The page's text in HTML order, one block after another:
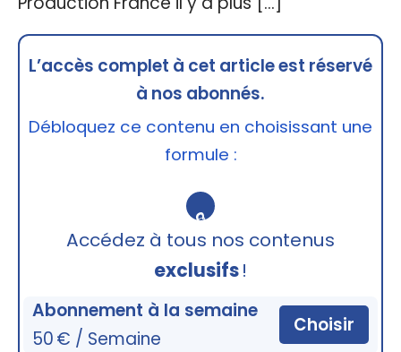
L’accès complet à cet article est réservé
à nos abonnés.
Débloquez ce contenu en choisissant une
formule :
🔒
Accédez à tous nos contenus
exclusifs!
Abonnement à la semaine
50 € / Semaine
Choisir